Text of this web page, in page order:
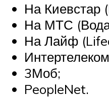
На Киевстар
На МТС
На Лайф
3Моб;
PeopleNet.